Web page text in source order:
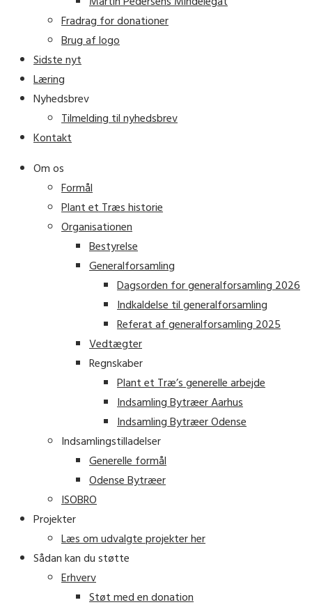
Fradrag for donationer
Brug af logo
Sidste nyt
Læring
Nyhedsbrev
Tilmelding til nyhedsbrev
Kontakt
Om os
Formål
Plant et Træs historie
Organisationen
Bestyrelse
Generalforsamling
Dagsorden for generalforsamling 2026
Indkaldelse til generalforsamling
Referat af generalforsamling 2025
Vedtægter
Regnskaber
Plant et Træ’s generelle arbejde
Indsamling Bytræer Aarhus
Indsamling Bytræer Odense
Indsamlingstilladelser
Generelle formål
Odense Bytræer
ISOBRO
Projekter
Læs om udvalgte projekter her
Sådan kan du støtte
Erhverv
Støt med en donation